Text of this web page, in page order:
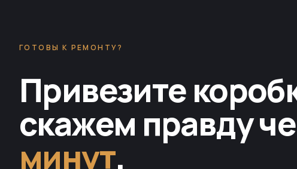
ГОТОВЫ К РЕМОНТУ?
Привезите
скажем правду
минут.